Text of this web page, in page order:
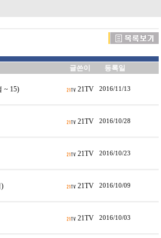
글쓴이 등록일
~ 15) 21TV 2016/11/13
21TV 2016/10/28
21TV 2016/10/23
) 21TV 2016/10/09
21TV 2016/10/03